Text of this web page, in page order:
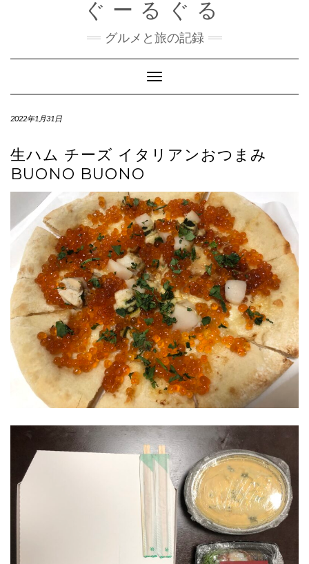
ぐーるぐる
グルメと旅の記録
Toggle
Navigation
2022年1月31日
生ハム チーズ イタリアンおつまみ
BUONO BUONO